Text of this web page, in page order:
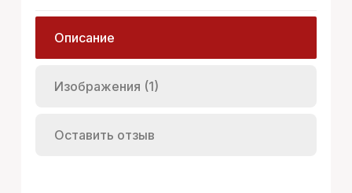
Описание
Изображения (1)
Оставить отзыв